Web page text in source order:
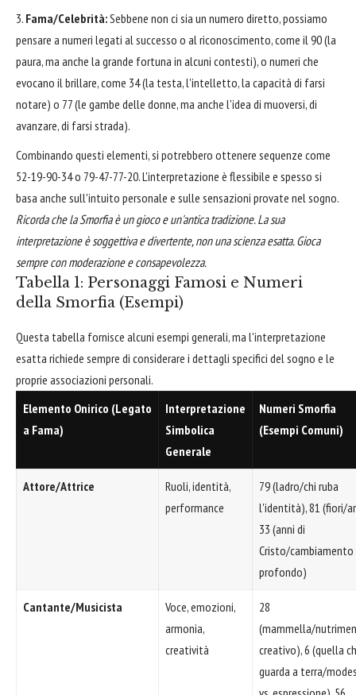
Fama/Celebrità:Sebbene non ci sia un numero diretto, possiamo
pensare a numeri legati al successo o al riconoscimento, come il 90 (la
paura, ma anche la grande fortuna in alcuni contesti), o numeri che
evocano il brillare, come 34 (la testa, l'intelletto, la capacità di farsi
notare) o 77 (le gambe delle donne, ma anche l'idea di muoversi, di
avanzare, di farsi strada).
Combinando questi elementi, si potrebbero ottenere sequenze come
52-19-90-34 o 79-47-77-20. L'interpretazione è flessibile e spesso si
basa anche sull'intuito personale e sulle sensazioni provate nel sogno.
Ricorda che la Smorfia è un gioco e un'antica tradizione. La sua
interpretazione è soggettiva e divertente, non una scienza esatta. Gioca
sempre con moderazione e consapevolezza.
Tabella 1: Personaggi Famosi e Numeri
della Smorfia (Esempi)
Questa tabella fornisce alcuni esempi generali, ma l'interpretazione
esatta richiede sempre di considerare i dettagli specifici del sogno e le
proprie associazioni personali.
Elemento Onirico (Legato
a Fama)
Interpretazione
Simbolica
Generale
Numeri Smorfia
(Esempi Comuni)
Attore/Attrice
Ruoli, identità,
performance
79 (ladro/chi ruba
l'identità), 81 (fiori/
33 (anni di
Cristo/cambiamento
profondo)
Cantante/Musicista
Voce, emozioni,
armonia,
creatività
28
(mammella/
creativo), 6 (quella
guarda a terra/